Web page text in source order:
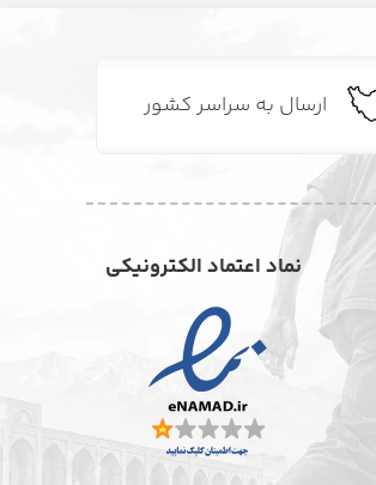
ارسال به سراسر کشور
نماد اعتماد الکترونیکی